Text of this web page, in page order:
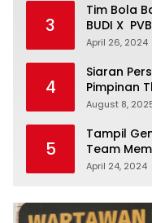
3
Tim Bola
BUDI X
April 26, 2024
4
Siaran
Pimpinan
Jaga Umat
August 8,
5
Tampil
Team
April 24, 2024